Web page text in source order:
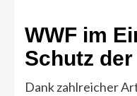
WWF im
Schutz
Dank zahlreicher